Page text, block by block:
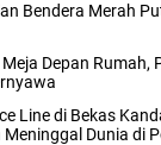
Bendera Merah
Depan Rumah,
Line di Bekas
Dunia di